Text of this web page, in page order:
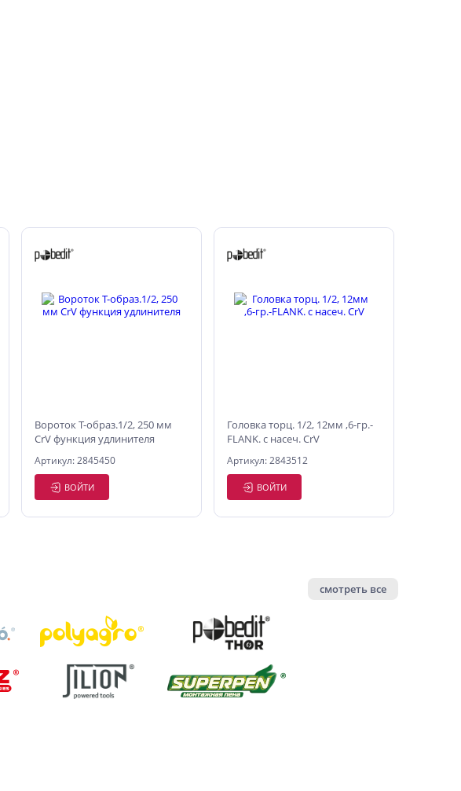
Вороток Т-образ.1/2, 250 мм
CrV функция удлинителя
Артикул: 2845450
ВОЙТИ
Головка торц. 1/2, 12мм ,6-гр.-
FLANK. с насеч. CrV
Артикул: 2843512
ВОЙТИ
смотреть все